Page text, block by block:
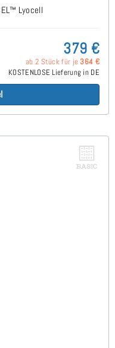
Lyocell
379 €
ab 2 Stück für je 364 €
KOSTENLOSE Lieferung in DE